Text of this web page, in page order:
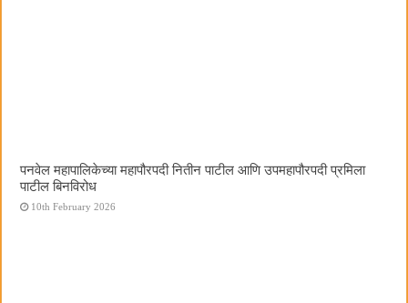
पनवेल महापालिकेच्या महापौरपदी नितीन पाटील आणि उपमहापौरपदी प्रमिला
पाटील बिनविरोध
10th February 2026